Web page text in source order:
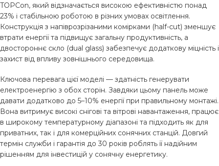
TOPCon, який відзначається високою ефективністю понад
23% і стабільною роботою в різних умовах освітлення.
Конструкція з напіврозрізаними комірками (half-cut) зменшує
втрати енергії та підвищує загальну продуктивність, а
двостороннє скло (dual glass) забезпечує додаткову міцність і
захист від впливу зовнішнього середовища.
Ключова перевага цієї моделі — здатність генерувати
електроенергію з обох сторін. Завдяки цьому панель може
давати додатково до 5–10% енергії при правильному монтажі.
Вона витримує високі снігові та вітрові навантаження, працює
в широкому температурному діапазоні та підходить як для
приватних, так і для комерційних сонячних станцій. Довгий
термін служби і гарантія до 30 років роблять її надійним
рішенням для інвестицій у сонячну енергетику.